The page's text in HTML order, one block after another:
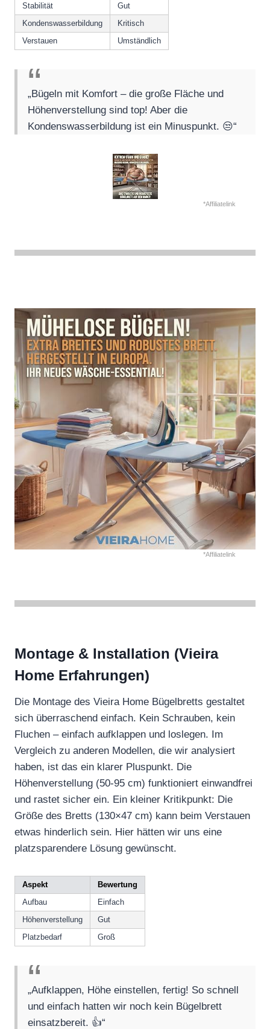
Stabilität
Gut
Kondenswasserbildung
Kritisch
Verstauen
Umständlich
„Bügeln mit Komfort – die große Fläche und
Höhenverstellung sind top! Aber die
Kondenswasserbildung ist ein Minuspunkt. 😒“
*Affiliatelink
*Affiliatelink
Montage & Installation (Vieira
Home Erfahrungen)
Die Montage des Vieira Home Bügelbretts gestaltet
sich überraschend einfach. Kein Schrauben, kein
Fluchen – einfach aufklappen und loslegen. Im
Vergleich zu anderen Modellen, die wir analysiert
haben, ist das ein klarer Pluspunkt. Die
Höhenverstellung (50-95 cm) funktioniert einwandfrei
und rastet sicher ein. Ein kleiner Kritikpunkt: Die
Größe des Bretts (130×47 cm) kann beim Verstauen
etwas hinderlich sein. Hier hätten wir uns eine
platzsparendere Lösung gewünscht.
Aspekt
Bewertung
Aufbau
Einfach
Höhenverstellung
Gut
Platzbedarf
Groß
„Aufklappen, Höhe einstellen, fertig! So schnell
und einfach hatten wir noch kein Bügelbrett
einsatzbereit. 👍“